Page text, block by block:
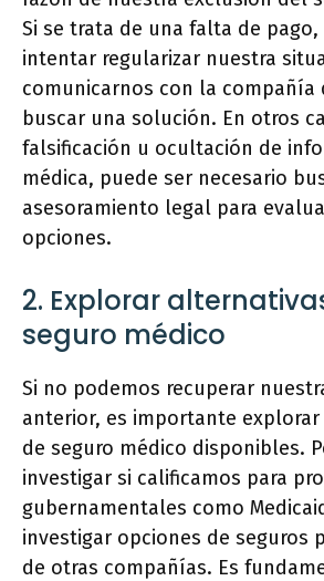
Si se trata de una falta de
intentar regularizar nuestra
comunicarnos con la compañía
buscar una solución. En otros
falsificación u ocultación de
médica, puede ser necesario
asesoramiento legal para
opciones.
2. Explorar
seguro médico
Si no podemos recuperar
anterior, es importante
de seguro médico disponibles.
investigar si calificamos para
gubernamentales como
investigar opciones de seguros
de otras compañías. Es